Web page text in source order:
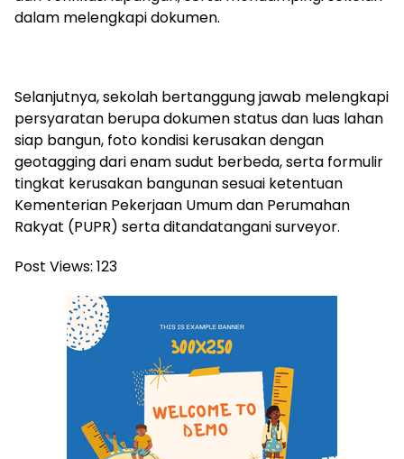
dalam melengkapi dokumen.
Selanjutnya, sekolah bertanggung jawab melengkapi
persyaratan berupa dokumen status dan luas lahan
siap bangun, foto kondisi kerusakan dengan
geotagging dari enam sudut berbeda, serta formulir
tingkat kerusakan bangunan sesuai ketentuan
Kementerian Pekerjaan Umum dan Perumahan
Rakyat (PUPR) serta ditandatangani surveyor.
Post Views: 123